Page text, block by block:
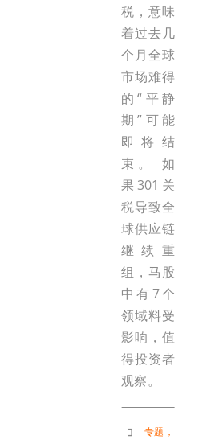
税，意味
着过去几
个月全球
市场难得
的“平静
期”可能
即将结
束。 如
果301关
税导致全
球供应链
继续重
组，马股
中有7个
领域料受
影响，值
得投资者
观察。
专题 ，